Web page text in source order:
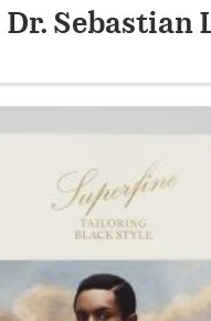
Dr. Sebastian